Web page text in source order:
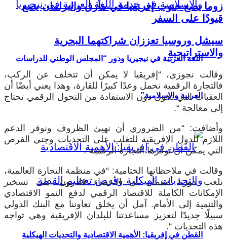
اللغة العربية في نيجيريا ودور “المجلس الوطني للدراسات
العربية والإسلامية”
القطن في إفريقيا: الأهمية الاقتصادية والتحديات الهيكلية
زوما يضع جنوب إفريقيا في مأزق والبرلمان يضع
قيودًا على السفر
سيشل وروسيا تعززان شراكتهما البحرية
والاستراتيجية
وقالت نجوزى، “إفريقيا لا يمكن أن تتخلف عن الركب،
فالتجارة الرقمية تحمل وعدًا كبيرًا للقارة، وهذا يعني أيضًا أن
العقبات التي تحول دون الاستفادة من التحول الرقمي تحتاج
إلى معالجة “.
وأضافت: “من الضروري أن نهيئ الظروف ونوفر الدعم
اللازم للدول الإفريقية للتغلب على التحديات وجني الفرص
التي يمكن أن توفرها التجارة الرقمية”.
وقالت في ملاحظاتها الختامية: “في منظمة التجارة العالمية،
نلعب دورنا لضمان أن الأعضاء قادرون على تسخير
الإمكانات الكاملة للاقتصاد الرقمي لدفع النمو الاقتصادي
والتنمية إلى الأمام. آمل أن يخلق تعاوننا مع البنك الدولي
سبيلًا جديدًا لتعزيز مساعدتنا للبلدان الإفريقية وهي تواجه
هذه التحديات “.